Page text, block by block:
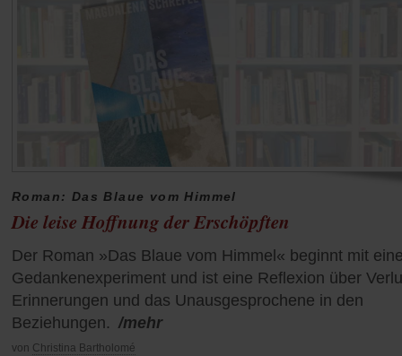
Roman: Das Blaue vom Himmel
Die leise Hoffnung der Erschöpften
Der Roman »Das Blaue vom Himmel« beginnt mit
Gedankenexperiment und ist eine Reflexion über
Erinnerungen und das Unausgesprochene in den
Beziehungen. /mehr
von Christina Bartholomé